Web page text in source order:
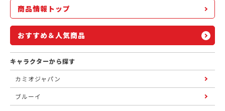
商品情報トップ
おすすめ＆人気商品
キャラクターから探す
カミオジャパン
ブルーイ